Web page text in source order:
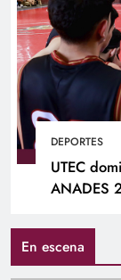
DEPORTES
UTEC
ANADES
En escena